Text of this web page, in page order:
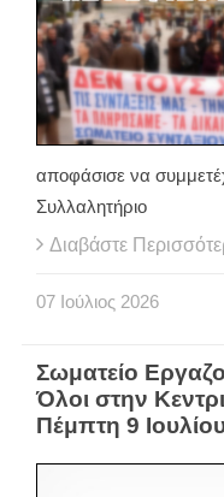
αποφάσισε να
Συλλαλητήριο
Διαβάστε
07 Ιούλιος 2026
Σωματείο
Όλοι στην
Πέμπτη 9